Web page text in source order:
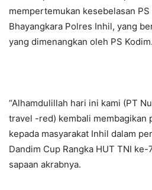
mempertemukan kesebelasan PS
Bhayangkara Polres Inhil, yang
yang dimenangkan oleh PS Kodim.
“Alhamdulillah hari ini kami (PT
travel -red) kembali membagikan
kepada masyarakat Inhil dalam
Dandim Cup Rangka HUT TNI ke-
sapaan akrabnya.